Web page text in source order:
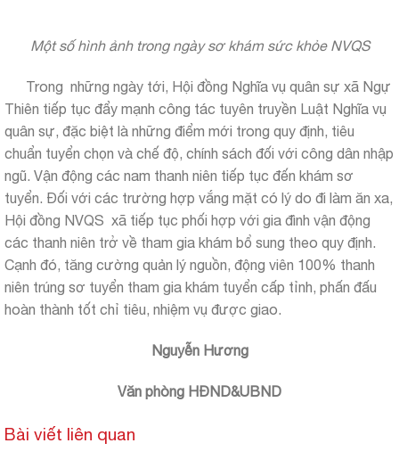
Một số hình ảnh trong ngày sơ khám sức khỏe NVQS
Trong những ngày tới, Hội đồng Nghĩa vụ quân sự xã Ngự
Thiên tiếp tục đẩy mạnh công tác tuyên truyền Luật Nghĩa vụ
quân sự, đặc biệt là những điểm mới trong quy định, tiêu
chuẩn tuyển chọn và chế độ, chính sách đối với công dân nhập
ngũ. Vận động các nam thanh niên tiếp tục đến khám sơ
tuyển. Đối với các trường hợp vắng mặt có lý do đi làm ăn xa,
Hội đồng NVQS xã tiếp tục phối hợp với gia đình vận động
các thanh niên trở về tham gia khám bổ sung theo quy định.
Cạnh đó, tăng cường quản lý nguồn, động viên 100% thanh
niên trúng sơ tuyển tham gia khám tuyển cấp tỉnh, phấn đấu
hoàn thành tốt chỉ tiêu, nhiệm vụ được giao.
Nguyễn Hương
Văn phòng HĐND&UBND
Bài viết liên quan